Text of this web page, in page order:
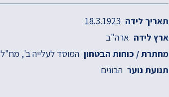
תאריך לידה
ארץ לידה ארה"ב
מחתרת / כוחות הבטחון המוסד לעלייה ב' מח"ל
תנועת נוער הבונים